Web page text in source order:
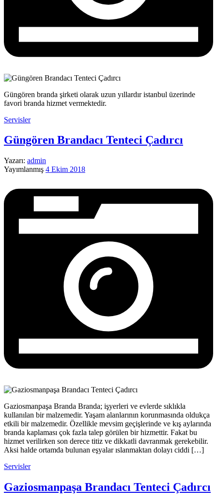
Güngören branda şirketi olarak uzun yıllardır istanbul üzerinde
favori branda hizmet vermektedir.
Servisler
Güngören Brandacı Tenteci Çadırcı
Yazarı: admin
Yayımlanmış 4 Ekim 2018
Gaziosmanpaşa Branda Branda; işyerleri ve evlerde sıklıkla
kullanılan bir malzemedir. Yaşam alanlarının korunmasında oldukça
etkili bir malzemedir. Özellikle mevsim geçişlerinde ve kış aylarında
branda kaplaması çok fazla talep görülen bir hizmettir. Fakat bu
hizmet verilirken son derece titiz ve dikkatli davranmak gerekebilir.
Aksi halde ortamda bulunan eşyalar ıslanmaktan dolayı ciddi […]
Servisler
Gaziosmanpaşa Brandacı Tenteci Çadırcı